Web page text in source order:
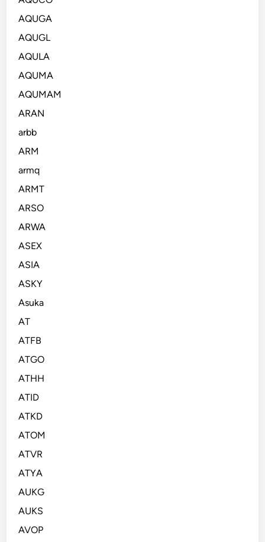
AQUGA
AQUGL
AQULA
AQUMA
AQUMAM
ARAN
arbb
ARM
armq
ARMT
ARSO
ARWA
ASEX
ASIA
ASKY
Asuka
AT
ATFB
ATGO
ATHH
ATID
ATKD
ATOM
ATVR
ATYA
AUKG
AUKS
AVOP